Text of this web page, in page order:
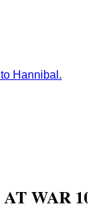
Hannibal.
WAR